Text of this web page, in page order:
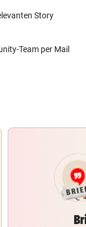
Story
Team per Mail